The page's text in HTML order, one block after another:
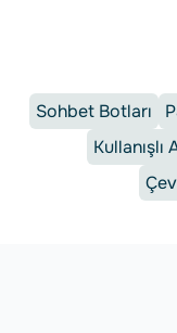
Sohbet Botları
Kullanışlı